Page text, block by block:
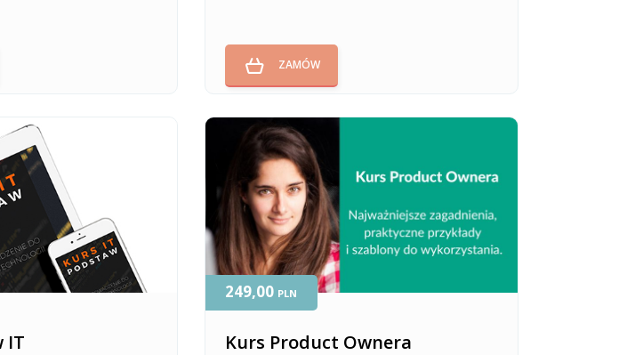
ZAMÓW
IT Kurs Product Ownera
249,00 PLN